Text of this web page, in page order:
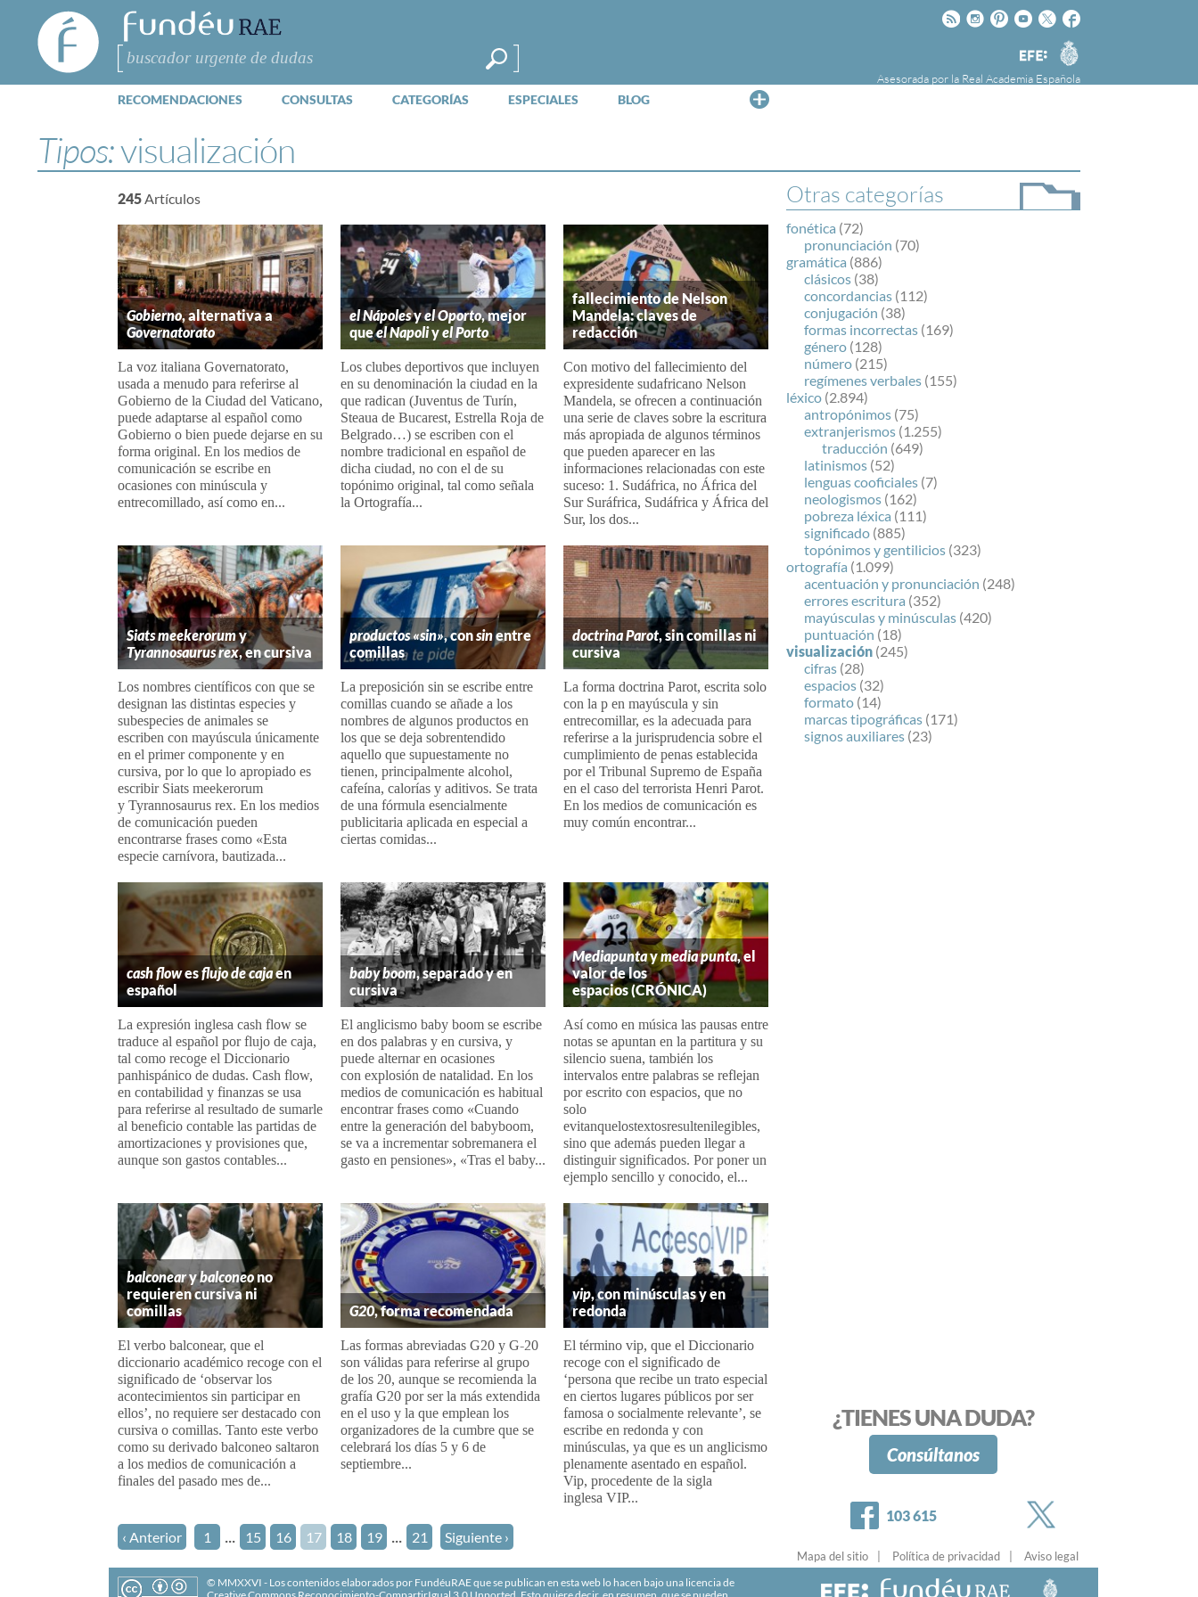
FundéuRAE
- Fundación
del Español
Urgente
Buscar
Facebook
Twitter
Youtube
Pinteres
Instagram
Rss
Agencia
EFE
Asesorada por la Real Academia Española
RECOMENDACIONES CONSULTAS CATEGORÍAS ESPECIALES BLOG
la Agencia Efe y la Real Academia Española,
cuyo objetivo es colaborar con el buen uso del
español en los medios de comunicación y en
Internet.
Tipos:visualización
Otras categorías
fonética (72)
pronunciación (70)
gramática (886)
clásicos (38)
concordancias (112)
conjugación (38)
formas incorrectas (169)
género (128)
número (215)
regímenes verbales (155)
léxico (2.894)
antropónimos (75)
extranjerismos (1.255)
traducción (649)
latinismos (52)
lenguas cooficiales (7)
neologismos (162)
pobreza léxica (111)
significado (885)
topónimos y gentilicios (323)
ortografía (1.099)
acentuación y pronunciación (248)
errores escritura (352)
mayúsculas y minúsculas (420)
puntuación (18)
visualización (245)
cifras (28)
espacios (32)
formato (14)
marcas tipográficas (171)
signos auxiliares (23)
245Artículos
Gobierno, alternativa a
Governatorato
La voz italiana Governatorato,
usada a menudo para referirse al
Gobierno de la Ciudad del Vaticano,
puede adaptarse al español como
Gobierno o bien puede dejarse en su
forma original. En los medios de
comunicación se escribe en
ocasiones con minúscula y
entrecomillado, así como en...
el Nápolesyel Oporto, mejor
queel Napoliyel Porto
Los clubes deportivos que incluyen
en su denominación la ciudad en la
que radican (Juventus de Turín,
Steaua de Bucarest, Estrella Roja de
Belgrado…) se escriben con el
nombre tradicional en español de
dicha ciudad, no con el de su
topónimo original, tal como señala
la Ortografía...
fallecimiento de Nelson
Mandela: claves de
redacción
Con motivo del fallecimiento del
expresidente sudafricano Nelson
Mandela, se ofrecen a continuación
una serie de claves sobre la escritura
más apropiada de algunos términos
que pueden aparecer en las
informaciones relacionadas con este
suceso: 1. Sudáfrica, no África del
Sur Suráfrica, Sudáfrica y África del
Sur, los dos...
Siats meekerorumy
Tyrannosaurus rex, en cursiva
Los nombres científicos con que se
designan las distintas especies y
subespecies de animales se
escriben con mayúscula únicamente
en el primer componente y en
cursiva, por lo que lo apropiado es
escribir Siats meekerorum
y Tyrannosaurus rex. En los medios
de comunicación pueden
encontrarse frases como «Esta
especie carnívora, bautizada...
productos «sin», consinentre
comillas
La preposición sin se escribe entre
comillas cuando se añade a los
nombres de algunos productos en
los que se deja sobrentendido
aquello que supuestamente no
tienen, principalmente alcohol,
cafeína, calorías y aditivos. Se trata
de una fórmula esencialmente
publicitaria aplicada en especial a
ciertas comidas...
doctrina Parot, sin comillas ni
cursiva
La forma doctrina Parot, escrita solo
con la p en mayúscula y sin
entrecomillar, es la adecuada para
referirse a la jurisprudencia sobre el
cumplimiento de penas establecida
por el Tribunal Supremo de España
en el caso del terrorista Henri Parot.
En los medios de comunicación es
muy común encontrar...
cash flowesflujo de cajaen
español
La expresión inglesa cash flow se
traduce al español por flujo de caja,
tal como recoge el Diccionario
panhispánico de dudas. Cash flow,
en contabilidad y finanzas se usa
para referirse al resultado de sumarle
al beneficio contable las partidas de
amortizaciones y provisiones que,
aunque son gastos contables...
baby boom, separado y en
cursiva
El anglicismo baby boom se escribe
en dos palabras y en cursiva, y
puede alternar en ocasiones
con explosión de natalidad. En los
medios de comunicación es habitual
encontrar frases como «Cuando
entre la generación del babyboom,
se va a incrementar sobremanera el
gasto en pensiones», «Tras el baby...
Mediapuntaymedia punta, el
valor de los
espacios (CRÓNICA)
Así como en música las pausas entre
notas se apuntan en la partitura y su
silencio suena, también los
intervalos entre palabras se reflejan
por escrito con espacios, que no
solo
evitanquelostextosresultenilegibles,
sino que además pueden llegar a
distinguir significados. Por poner un
ejemplo sencillo y conocido, el...
balconearybalconeono
requieren cursiva ni
comillas
El verbo balconear, que el
diccionario académico recoge con el
significado de ‘observar los
acontecimientos sin participar en
ellos’, no requiere ser destacado con
cursiva o comillas. Tanto este verbo
como su derivado balconeo saltaron
a los medios de comunicación a
finales del pasado mes de...
G20, forma recomendada
Las formas abreviadas G20 y G-20
son válidas para referirse al grupo
de los 20, aunque se recomienda la
grafía G20 por ser la más extendida
en el uso y la que emplean los
organizadores de la cumbre que se
celebrará los días 5 y 6 de
septiembre...
vip, con minúsculas y en
redonda
El término vip, que el Diccionario
recoge con el significado de
‘persona que recibe un trato especial
en ciertos lugares públicos por ser
famosa o socialmente relevante’, se
escribe en redonda y con
minúsculas, ya que es un anglicismo
plenamente asentado en español.
Vip, procedente de la sigla
inglesa VIP...
‹ Anterior 1 15 16 17 18 19 21 Siguiente ›
¿TIENES UNA DUDA?
Consúltanos
Facebook
103 615
Mapa del sitio Política de privacidad Aviso legal
© MMXXVI - Los contenidos elaborados por FundéuRAE que se publican en esta web lo hacen bajo una licencia de
Creative Commons Reconocimiento-CompartirIgual 3.0 Unported . Esto quiere decir, en resumen, que se pueden